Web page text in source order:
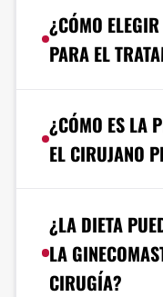
¿CÓMO
PARA EL
¿CÓMO ES LA
EL CIRUJANO
¿LA DIETA
LA
CIRUGÍA?